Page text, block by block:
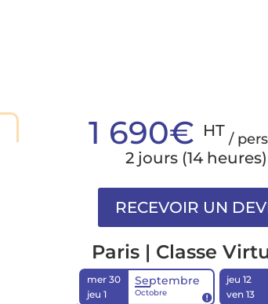
1 690€ HT /
2 jours (14 heures)
Paris | Classe
mer 30
jeu 1
Septembre
Octobre 
jeu 12
ven 13